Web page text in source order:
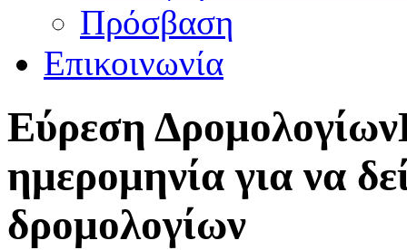
Πρόσβαση
Επικοινωνία
Εύρεση Δρομολογίων
ημερομηνία για να
δρομολογίων